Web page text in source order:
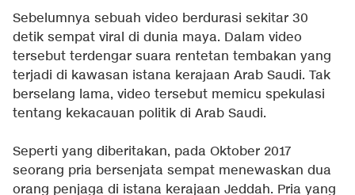
Sebelumnya sebuah video berdurasi sekitar 30
detik sempat viral di dunia maya. Dalam video
tersebut terdengar suara rentetan tembakan yang
terjadi di kawasan istana kerajaan Arab Saudi. Tak
berselang lama, video tersebut memicu spekulasi
tentang kekacauan politik di Arab Saudi.
Seperti yang diberitakan, pada Oktober 2017
seorang pria bersenjata sempat menewaskan dua
orang penjaga di istana kerajaan Jeddah. Pria yang